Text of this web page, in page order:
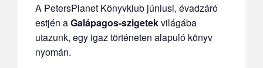
A PetersPlanet Könyvklub júniusi, évadzáró
estjén aGalápagos-szigetekvilágába
utazunk, egy igaz történeten alapuló könyv
nyomán.